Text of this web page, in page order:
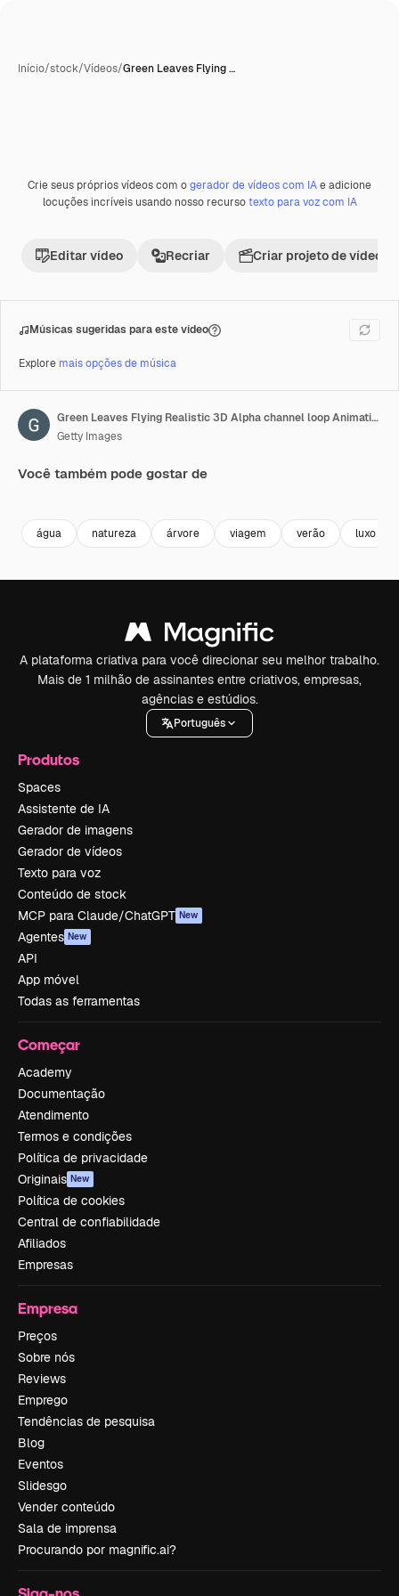
Início/stock/Vídeos/Green Leaves Flying …
Premium
Crie seus próprios vídeos com ogerador de vídeos com IAe adicione
locuções incríveis usando nosso recursotexto para voz com IA
Editar vídeo Recriar Criar projeto de vídeo
Músicas sugeridas para este vídeo
Explore mais opções de música
Green Leaves Flying Realistic 3D Alpha channel loop Animation Slow Motion Background.
Getty Images
Você também pode gostar de
água natureza árvore viagem verão luxo
A plataforma criativa para você direcionar seu melhor trabalho.
Mais de 1 milhão de assinantes entre criativos, empresas,
agências e estúdios.
Português
Produtos
Spaces
Assistente de IA
Gerador de imagens
Gerador de vídeos
Texto para voz
Conteúdo de stock
MCP para Claude/ChatGPT New
Agentes New
API
App móvel
Todas as ferramentas
Começar
Academy
Documentação
Atendimento
Termos e condições
Política de privacidade
Originais New
Política de cookies
Central de confiabilidade
Afiliados
Empresas
Empresa
Preços
Sobre nós
Reviews
Emprego
Tendências de pesquisa
Blog
Eventos
Slidesgo
Vender conteúdo
Sala de imprensa
Procurando por magnific.ai?